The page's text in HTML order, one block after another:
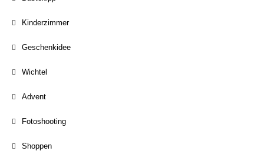
Kinderzimmer
Geschenkidee
Wichtel
Advent
Fotoshooting
Shoppen